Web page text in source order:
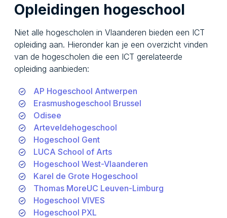
Opleidingen hogeschool
Niet alle hogescholen in Vlaanderen bieden een ICT
opleiding aan. Hieronder kan je een overzicht vinden
van de hogescholen die een ICT gerelateerde
opleiding aanbieden:
AP Hogeschool Antwerpen
Erasmushogeschool Brussel
Odisee
Arteveldehogeschool
Hogeschool Gent
LUCA School of Arts
Hogeschool West-Vlaanderen
Karel de Grote Hogeschool
Thomas MoreUC Leuven-Limburg
Hogeschool VIVES
Hogeschool PXL